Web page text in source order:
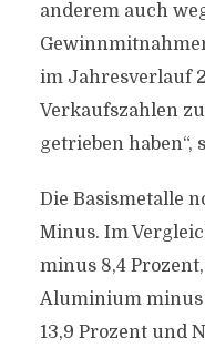
anderem auch
im Jahresverlauf
Verkaufszahlen
getrieben haben“,
Die Basismetalle
Minus. Im
minus 8,4
Aluminium minus
13,9 Prozent und